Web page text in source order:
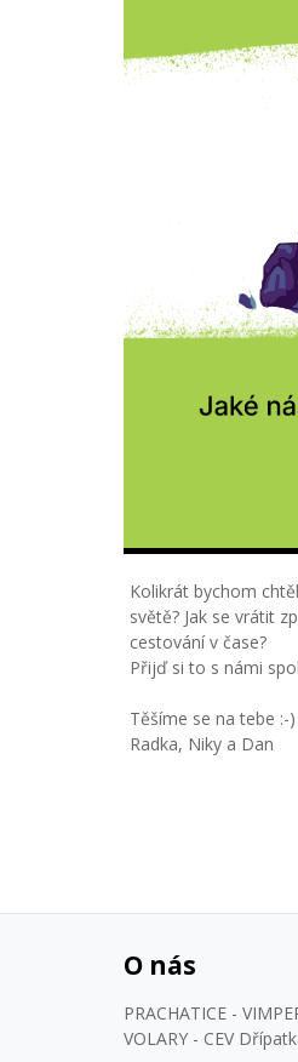
Kolikrát bychom
světě? Jak se vrátit
cestování v čase?
Přijď si to s námi
Těšíme se na tebe :-)
Radka, Niky a Dan
O nás
PRACHATICE -
VOLARY - CEV